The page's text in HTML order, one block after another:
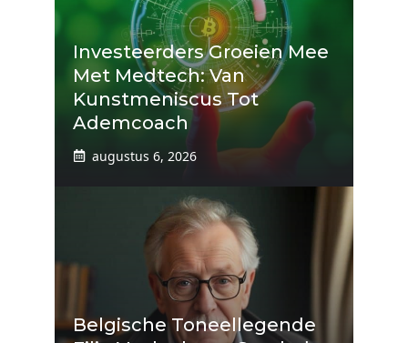
Investeerders Groeien Mee
Met Medtech: Van
Kunstmeniscus Tot
Ademcoach
augustus 6, 2026
Belgische Toneellegende